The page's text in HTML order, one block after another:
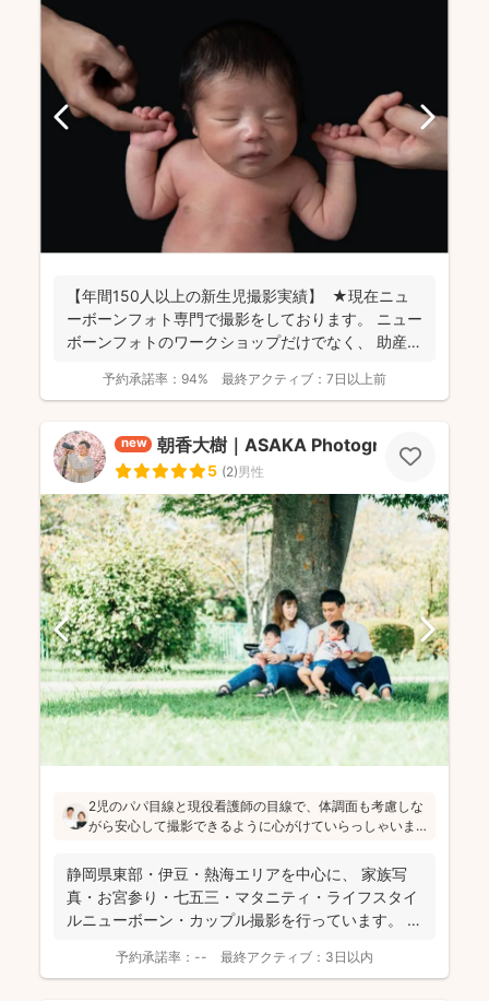
【年間150人以上の新生児撮影実績】 ★現在ニュ
ーボーンフォト専門で撮影をしております。 ニュー
ボーンフォトのワークショップだけでなく、 助産
予約承諾率： 94% 最終アクティブ： 7日以上前
new 朝香大樹｜ASAKA Photography
5 (2)男性
2児のパパ目線と現役看護師の目線で、体調面も考慮しな
がら安心して撮影できるように心がけていらっしゃいま
さないように撮っていくスタイル。地元・伊豆の景色を
活かした撮影も得意とのこと、記念日も旅行の思い出
も、ぜひご相談してみてください！
静岡県東部・伊豆・熱海エリアを中心に、 家族写
真・お宮参り・七五三・マタニティ・ライフスタイ
ルニューボーン・カップル撮影を行っています。
予約承諾率： -- 最終アクティブ： 3日以内